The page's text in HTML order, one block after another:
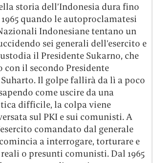
storia dell’Indonesia dura fino
quando le autoproclamatesi
Indonesiane tentano un
sei generali dell’esercito e
il Presidente Sukarno, che
il secondo Presidente
Suharto. Il golpe fallirà da lì a poco
come uscire da una
difficile, la colpa viene
sul PKI e sui comunisti. A
comandato dal generale
a interrogare, torturare e
o presunti comunisti. Dal 1965